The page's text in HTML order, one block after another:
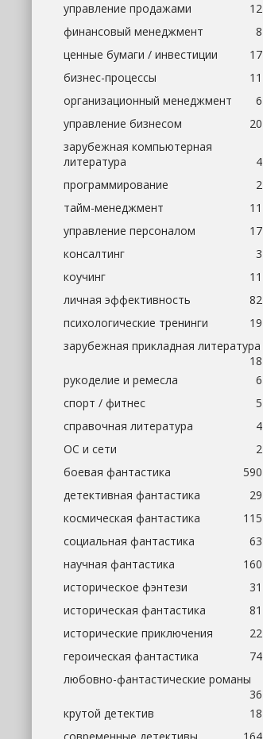
управление продажами
12
финансовый менеджмент
8
ценные бумаги / инвестиции
17
бизнес-процессы
11
организационный менеджмент
6
управление бизнесом
20
зарубежная компьютерная
литература
4
программирование
2
тайм-менеджмент
11
управление персоналом
17
консалтинг
3
коучинг
11
личная эффективность
82
психологические тренинги
19
зарубежная прикладная литература
18
рукоделие и ремесла
6
спорт / фитнес
5
справочная литература
4
ОС и сети
2
боевая фантастика
590
детективная фантастика
29
космическая фантастика
115
социальная фантастика
63
научная фантастика
160
историческое фэнтези
31
историческая фантастика
81
исторические приключения
22
героическая фантастика
74
любовно-фантастические романы
36
крутой детектив
18